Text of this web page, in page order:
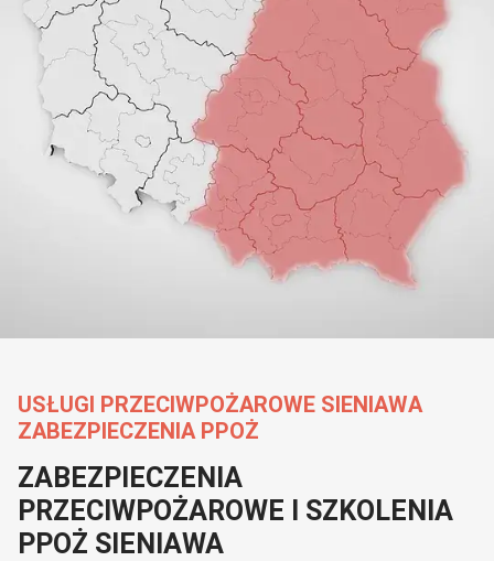
USŁUGI PRZECIWPOŻAROWE SIENIAWA
ZABEZPIECZENIA PPOŻ
ZABEZPIECZENIA
PRZECIWPOŻAROWE I SZKOLENIA
PPOŻ SIENIAWA